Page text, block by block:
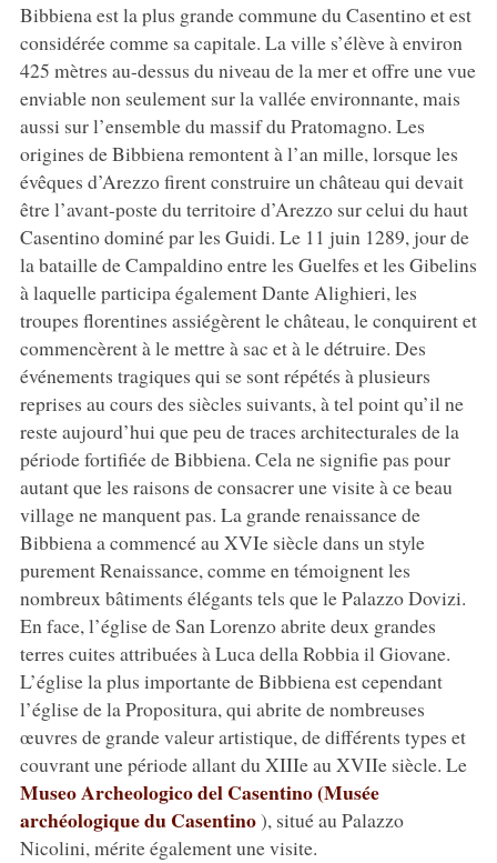
Bibbiena est la plus grande commune du Casentino et est
considérée comme sa capitale. La ville s’élève à environ
425 mètres au-dessus du niveau de la mer et offre une vue
enviable non seulement sur la vallée environnante, mais
aussi sur l’ensemble du massif du Pratomagno. Les
origines de Bibbiena remontent à l’an mille, lorsque les
évêques d’Arezzo firent construire un château qui devait
être l’avant-poste du territoire d’Arezzo sur celui du haut
Casentino dominé par les Guidi. Le 11 juin 1289, jour de
la bataille de Campaldino entre les Guelfes et les Gibelins
à laquelle participa également Dante Alighieri, les
troupes florentines assiégèrent le château, le conquirent et
commencèrent à le mettre à sac et à le détruire. Des
événements tragiques qui se sont répétés à plusieurs
reprises au cours des siècles suivants, à tel point qu’il ne
reste aujourd’hui que peu de traces architecturales de la
période fortifiée de Bibbiena. Cela ne signifie pas pour
autant que les raisons de consacrer une visite à ce beau
village ne manquent pas. La grande renaissance de
Bibbiena a commencé au XVIe siècle dans un style
purement Renaissance, comme en témoignent les
nombreux bâtiments élégants tels que le Palazzo Dovizi.
En face, l’église de San Lorenzo abrite deux grandes
terres cuites attribuées à Luca della Robbia il Giovane.
L’église la plus importante de Bibbiena est cependant
l’église de la Propositura, qui abrite de nombreuses
œuvres de grande valeur artistique, de différents types et
couvrant une période allant du XIIIe au XVIIe siècle. Le
Museo Archeologico del Casentino (Musée
archéologique du Casentino), situé au Palazzo
Nicolini, mérite également une visite.